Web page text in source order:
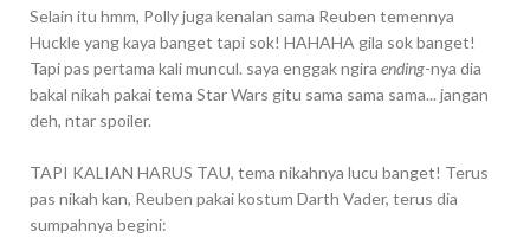
Selain itu hmm, Polly juga kenalan sama Reuben temennya
Huckle yang kaya banget tapi sok! HAHAHA gila sok banget!
Tapi pas pertama kali muncul. saya enggak ngira ending-nya dia
bakal nikah pakai tema Star Wars gitu sama sama sama... jangan
deh, ntar spoiler.
TAPI KALIAN HARUS TAU, tema nikahnya lucu banget! Terus
pas nikah kan, Reuben pakai kostum Darth Vader, terus dia
sumpahnya begini: